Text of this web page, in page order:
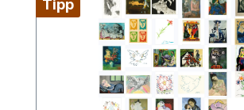
Tipp